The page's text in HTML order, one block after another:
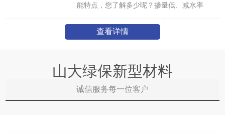
能特点，您了解多少呢？掺量低、减水率
小，预拌混凝土坍落度损失率1h小于5%，2h
小于10％。砼3d
查看详情
山大绿保新型材料
诚信服务每一位客户